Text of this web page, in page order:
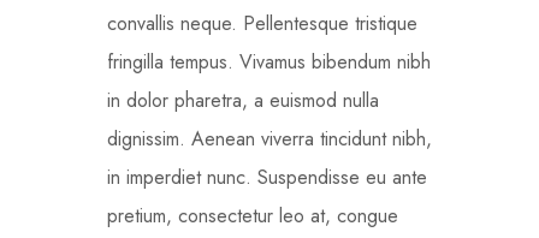
convallis neque. Pellentesque tristique
fringilla tempus. Vivamus bibendum nibh
in dolor pharetra, a euismod nulla
dignissim. Aenean viverra tincidunt nibh,
in imperdiet nunc. Suspendisse eu ante
pretium, consectetur leo at, congue